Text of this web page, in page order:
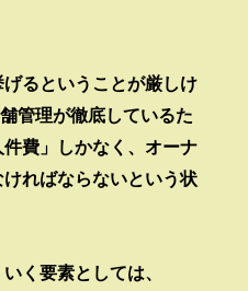
るということが厳しけ
管理が徹底しているた
費」しかなく、オーナ
ればならないという状
く要素としては、